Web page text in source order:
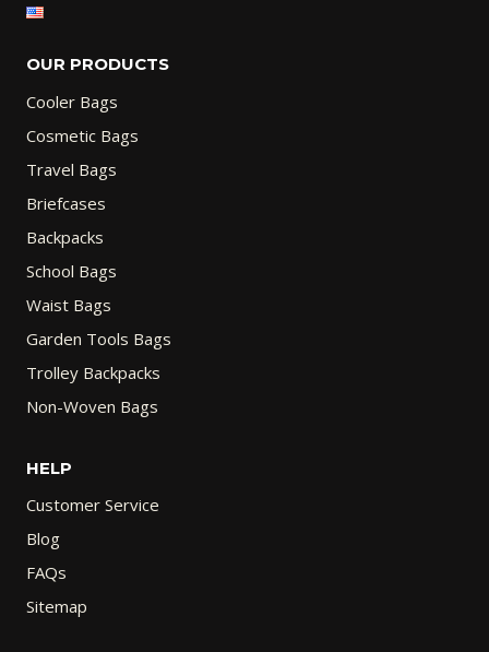
OUR PRODUCTS
Cooler Bags
Cosmetic Bags
Travel Bags
Briefcases
Backpacks
School Bags
Waist Bags
Garden Tools Bags
Trolley Backpacks
Non-Woven Bags
HELP
Customer Service
Blog
FAQs
Sitemap